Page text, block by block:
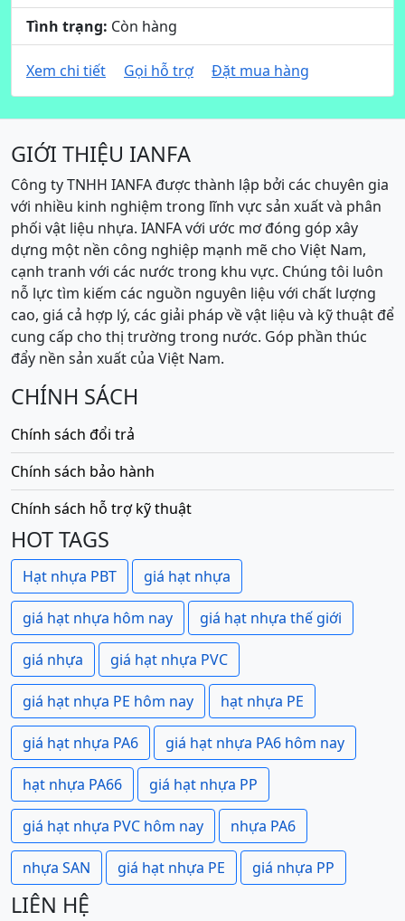
Tình trạng: Còn hàng
Xem chi tiết Gọi hỗ trợ Đặt mua hàng
GIỚI THIỆU IANFA
Công ty TNHH IANFA được thành lập bởi các chuyên gia
với nhiều kinh nghiệm trong lĩnh vực sản xuất và phân
phối vật liệu nhựa. IANFA với ước mơ đóng góp xây
dựng một nền công nghiệp mạnh mẽ cho Việt Nam,
cạnh tranh với các nước trong khu vực. Chúng tôi luôn
nỗ lực tìm kiếm các nguồn nguyên liệu với chất lượng
cao, giá cả hợp lý, các giải pháp về vật liệu và kỹ thuật để
cung cấp cho thị trường trong nước. Góp phần thúc
đẩy nền sản xuất của Việt Nam.
CHÍNH SÁCH
Chính sách đổi trả
Chính sách bảo hành
Chính sách hỗ trợ kỹ thuật
HOT TAGS
Hạt nhựa PBT giá hạt nhựa
giá hạt nhựa hôm nay giá hạt nhựa thế giới
giá nhựa giá hạt nhựa PVC
giá hạt nhựa PE hôm nay hạt nhựa PE
giá hạt nhựa PA6 giá hạt nhựa PA6 hôm nay
hạt nhựa PA66 giá hạt nhựa PP
giá hạt nhựa PVC hôm nay nhựa PA6
nhựa SAN giá hạt nhựa PE giá nhựa PP
LIÊN HỆ